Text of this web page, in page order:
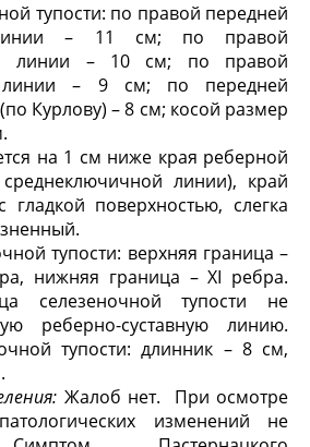
тупости: по правой передней
– 11 см; по правой
линии – 10 см; по правой
линии – 9 см; по передней
Курлову) – 8 см; косой размер
на 1 см ниже края реберной
линии), край
поверхностью, слегка
тупости: верхняя граница –
нижняя граница – ХI ребра.
селезеночной тупости не
реберно-суставную линию.
тупости: длинник – 8 см,
Жалоб нет. При осмотре
изменений не